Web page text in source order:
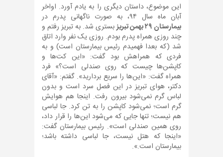
این موضوع، داستان دیگری را به یادم آورد. اواخر
آبان ماه سال ۹۴، به صورت ناگهانی پدرم در
بیمارستان ۲۹ بهمن تبریز
بستری شد. به تبریز رفتم و
چند روزی همراه پدرم بودم. روزی یک نفر وارد اتاق
شد (که بعدا فهمیدم رئیس بیمارستان است) و به
فردی که همراهش بود گفت: «این کت‌ها و
کاپشن‌ها چیست که روی صندلی است؟» فرد
همراه گفت: «این‌ها را سریع بردارید». گفتم: «آقای
دکتر، هوای تبریز در این فصل سرد است و بدون
لباس گرم نمی‌شود بیرون رفت. اینجا هم هوایش
گرم است؛ نمی‌شود کاپشن را به تن کرد. جا لباسی
هم نیست؛ تنها جایی که می‌شود این‌ها را قرار داد،
روی همین صندلی است». رئیس بیمارستان گفت:
«اینجا که هتل نیست، جا لباسی داشته باشد؛
بیمارستان است.».